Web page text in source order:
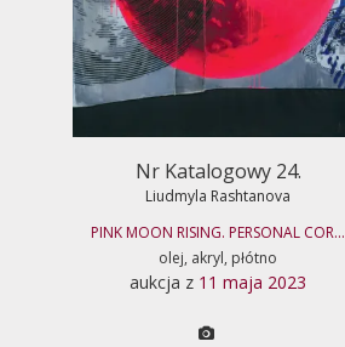
Nr Katalogowy 24.
Liudmyla Rashtanova
PINK MOON RISING. PERSONAL COR...
olej, akryl, płótno
aukcja z 11 maja 2023